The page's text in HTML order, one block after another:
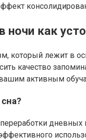
ночи как
который лежит в
качество
вашим активным
дневных